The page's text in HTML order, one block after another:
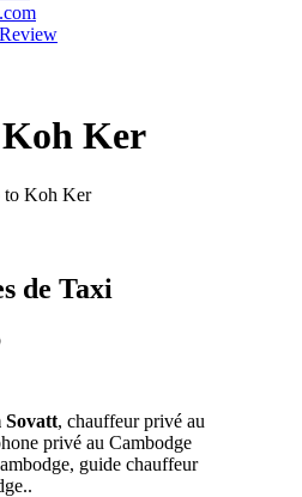
Koh Ker
to Koh Ker
de Taxi
Sovatt, chauffeur privé au
privé au Cambodge
guide chauffeur